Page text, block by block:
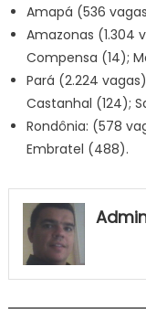
Amapá (536
Amazonas (1.304
Compensa (14);
Pará (2.224
Castanhal (124);
Rondônia: (578
Embratel (488).